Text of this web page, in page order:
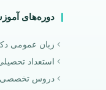
دوره‌های
زبان عمومی
استعداد
دروس تخصصی